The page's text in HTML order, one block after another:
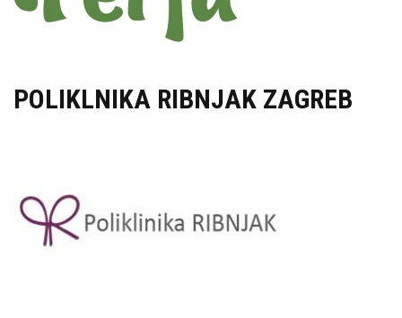
POLIKLNIKA RIBNJAK ZAGREB